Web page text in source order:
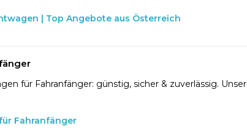
| Top Angebote aus Österreich
für Fahranfänger: günstig, sicher & zuverlässig.
Fahranfänger